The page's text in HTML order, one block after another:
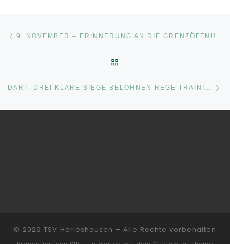
Beitragsnavigation
DART: DREI KLARE SIEGE BELOHNEN REGE TRAININGSBETEILIGUNG
© 2026 TSV Herleshausen – Alle Rechte vorbehalten